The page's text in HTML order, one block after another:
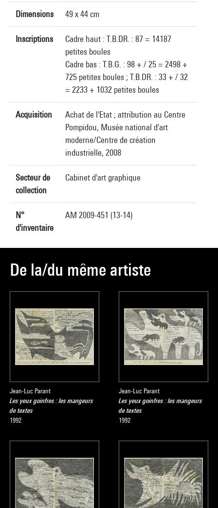
Dimensions 49 x 44 cm
Inscriptions
Cadre haut : T.B.DR. : 87 = 14187
petites boules
Cadre bas : T.B.G. : 98 + / 25 = 2498 +
725 petites boules ; T.B.DR. : 33 + / 32
= 2233 + 1032 petites boules
Acquisition
Achat de l'Etat ; attribution au Centre
Pompidou, Musée national d'art
moderne/Centre de création
industrielle, 2008
Secteur de
collection
Cabinet d'art graphique
N°
d'inventaire
AM 2009-451 (13-14)
De la/du même artiste
Jean-Luc Parant
Les yeux goinfres : les mangeurs
de textes
1992
Jean-Luc Parant
Les yeux goinfres : les mangeurs
de textes
1992